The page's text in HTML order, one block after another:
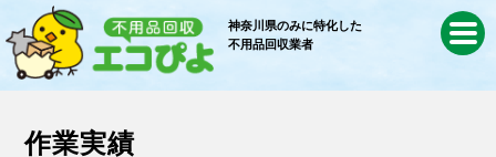
神奈川県のみに特化した
不用品回収業者
作業実績